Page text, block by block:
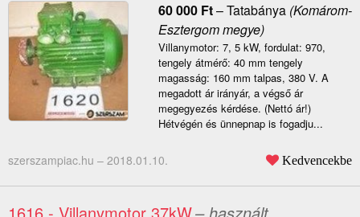
60 000 Ft–Tatabánya(Komárom-
Esztergom megye)
Villanymotor: 7, 5 kW, fordulat: 970,
tengely átmérő: 40 mm tengely
magasság: 160 mm talpas, 380 V. A
megadott ár irányár, a végső ár
megegyezés kérdése. (Nettó ár!)
Hétvégén és ünnepnap is fogadju...
szerszampiac.hu – 2018.01.10. Kedvencekbe